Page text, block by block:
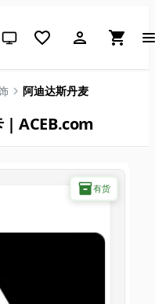
跟随系统（点击切换到浅色）
阿迪达斯丹麦
| ACEB.com
有货